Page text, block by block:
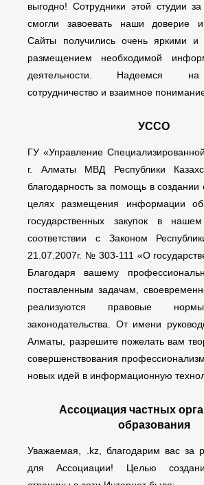
выгодно! Сотрудники этой студии
смогли завоевать наши доверие и
Сайты получились очень яркими и
размещением необходимой
деятельности. Надеемся
сотрудничество и взаимное
УССО
ГУ «Управление
г. Алматы МВД Республики
благодарность за помощь в создании
целях размещения информации об
государственных закупок в
соответствии с Законом
21.07.2007г. № 303-111 «О
Благодаря вашему
поставленным задачам,
реализуются правовые
законодательства. От имени
Алматы, разрешите пожелать вам
совершенствования
новых идей в информационную
Ассоциация частных
образования
Уважаемая, .kz, благодарим вас за
для Ассоциации! Целью